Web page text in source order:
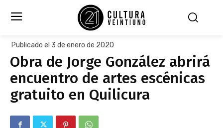
Publicado el 3 de enero de 2020
Obra de Jorge González abrirá
encuentro de artes escénicas
gratuito en Quilicura